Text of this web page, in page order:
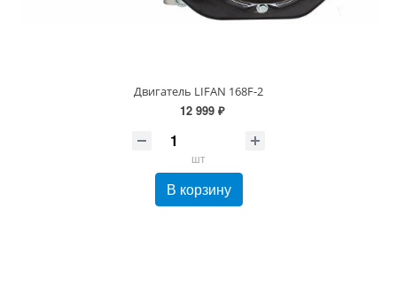
Двигатель LIFAN 168F-2
12 999 ₽
шт
В корзину